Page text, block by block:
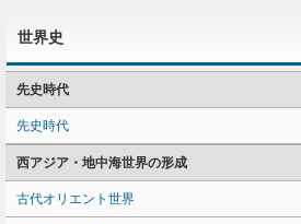
世界史
先史時代
先史時代
西アジア・地中海世界の形成
古代オリエント世界